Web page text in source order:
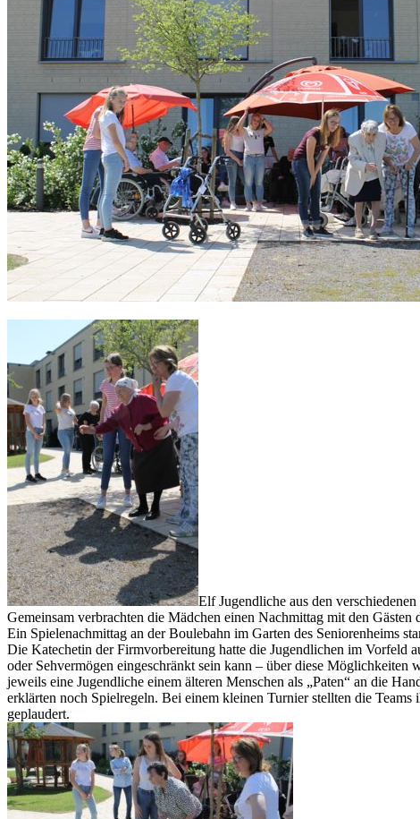
Elf Jugendliche aus den
Gemeinsam verbrachten die Mädchen einen Nachmittag mit den Gästen
Ein Spielenachmittag an der Boulebahn im Garten des Seniorenheims
Die Katechetin der Firmvorbereitung hatte die Jugendlichen im Vorfeld
oder Sehvermögen eingeschränkt sein kann – über diese
jeweils eine Jugendliche einem älteren Menschen als „Paten“ an die
erklärten noch Spielregeln. Bei einem kleinen Turnier stellten die
geplaudert.